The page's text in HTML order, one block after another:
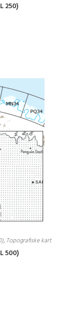
250)
, Topografiske kart
500)